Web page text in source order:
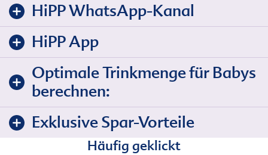
HiPP WhatsApp-Kanal
HiPP App
Optimale Trinkmenge für Babys
berechnen:
Exklusive Spar-Vorteile
Häufig geklickt